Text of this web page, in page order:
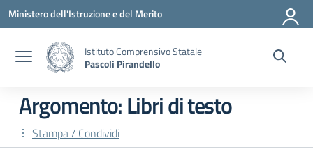
Vai ai contenuti
Vai al menu di navigazione
Vai al footer
Ministero dell'Istruzione e del Merito
Istituto Comprensivo Statale
Pascoli Pirandello
Argomento: Libri di testo
Stampa / Condividi